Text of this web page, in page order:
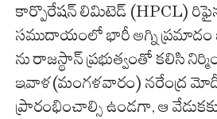
కార్పొరేషన్‌ లిమిటెడ్‌ (HPCL)
సముదాయంలో భారీ అగ్ని ప్రమాదం
ను రాజస్థాన్ ప్రభుత్వంతో కలిసి
ఇవాళ(మంగళవారం) నరేంద్ర
ప్రారంభించాల్సి ఉండగా, ఆ